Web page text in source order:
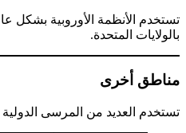
تستخدم الأنظمة الأوروبية بشكل
بالولايات المتحدة.
مناطق أخرى
تستخدم العديد من المرسى